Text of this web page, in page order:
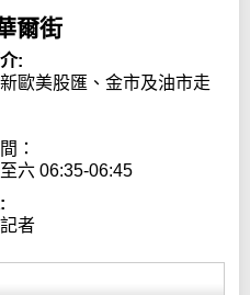
爾街
:
歐美股匯、金市及油市走
：
六 06:35-06:45
者